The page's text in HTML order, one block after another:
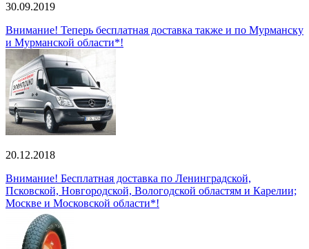
30.09.2019
Внимание! Теперь бесплатная доставка также и по Мурманску
и Мурманской области*!
20.12.2018
Внимание! Бесплатная доставка по Ленинградской,
Псковской, Новгородской, Вологодской областям и Карелии;
Москве и Московской области*!